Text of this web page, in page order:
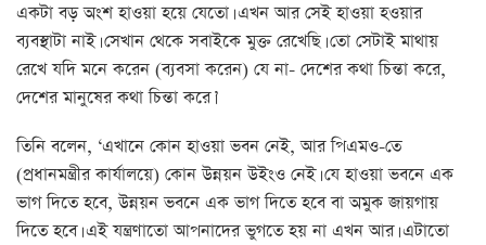
একটা বড় অংশ হাওয়া হয়ে যেতো। এখন আর সেই হাওয়া হওয়ার
ব্যবস্থাটা নাই। সেখান থেকে সবাইকে মুক্ত রেখেছি। তো সেটাই মাথায়
রেখে যদি মনে করেন (ব্যবসা করেন) যে না- দেশের কথা চিন্তা করে,
দেশের মানুষের কথা চিন্তা করে।’
তিনি বলেন, ‘এখানে কোন হাওয়া ভবন নেই, আর পিএমও-তে
(প্রধানমন্ত্রীর কার্যালয়ে) কোন উন্নয়ন উইংও নেই। যে হাওয়া ভবনে এক
ভাগ দিতে হবে, উন্নয়ন ভবনে এক ভাগ দিতে হবে বা অমুক জায়গায়
দিতে হবে। এই যন্ত্রণাতো আপনাদের ভুগতে হয় না এখন আর। এটাতো